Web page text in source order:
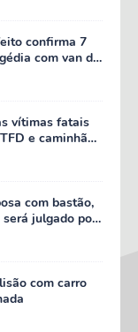
confirma 7
com van do
luto oficial
vítimas fatais
e caminhão
com bastão,
julgado por
com carro